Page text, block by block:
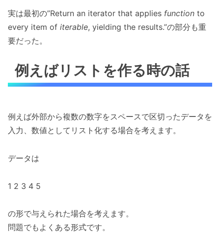
実は最初の”Return an iterator that applies function to
every item of iterable, yielding the results.”の部分も重
要だった。
例えばリストを作る時の話
例えば外部から複数の数字をスペースで区切ったデータを
入力、数値としてリスト化する場合を考えます。
データは
1 2 3 4 5
の形で与えられた場合を考えます。
問題でもよくある形式です。